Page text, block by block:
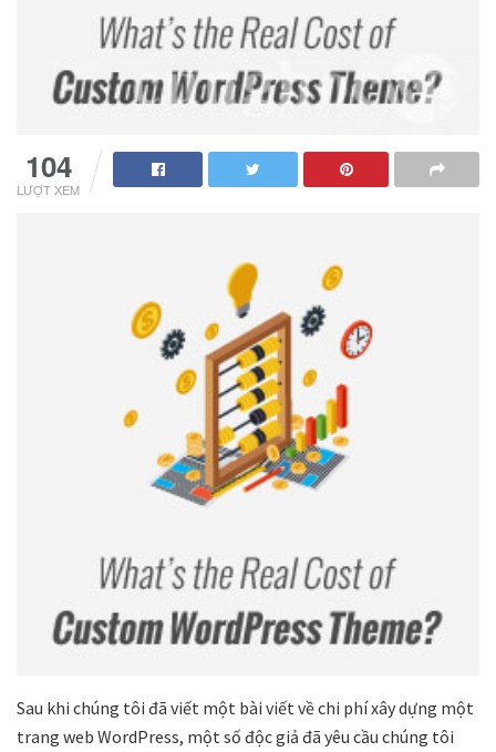
104
LƯỢT XEM
Sau khi chúng tôi đã viết một bài viết về chi phí xây dựng một
trang web WordPress, một số độc giả đã yêu cầu chúng tôi